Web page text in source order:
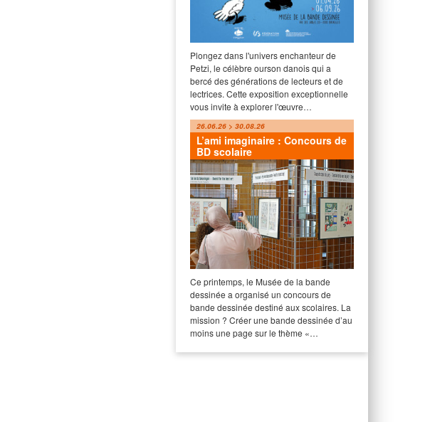
Plongez dans l'univers enchanteur de
Petzi, le célèbre ourson danois qui a
bercé des générations de lecteurs et de
lectrices. Cette exposition exceptionnelle
vous invite à explorer l'œuvre…
26.06.26 > 30.08.26
L’ami imaginaire : Concours de
BD scolaire
Ce printemps, le Musée de la bande
dessinée a organisé un concours de
bande dessinée destiné aux scolaires. La
mission ? Créer une bande dessinée d’au
moins une page sur le thème «…